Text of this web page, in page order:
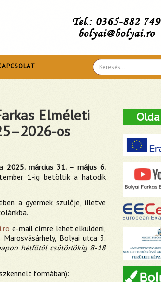
Tel.: 0365-882 749
bolyai@bolyai.ro
Search
...
Elméleti
os
2025. március 31. – május 6.
1-ig betöltik a hatodik
a gyermek szülője, illetve
e-mail címre lehet elküldeni,
Bolyai utca 3.
hétfőtől csütörtökig 8-18
formában):